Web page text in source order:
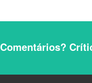
Comentários?